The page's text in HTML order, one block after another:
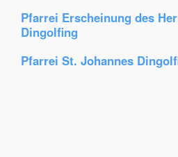
Pfarrei Erscheinung des
Dingolfing
Pfarrei St. Johannes